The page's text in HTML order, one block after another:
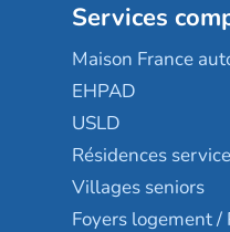
Services
Maison France
EHPAD
USLD
Résidences
Villages seniors
Foyers logement /